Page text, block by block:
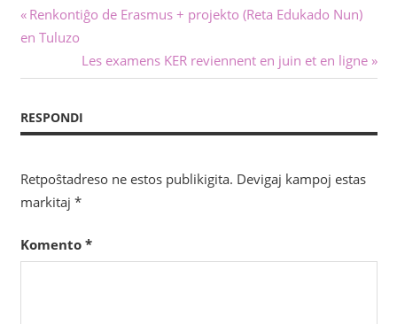
Navigado
tra
afiŝoj
Antaŭa
afiŝo:
Renkontiĝo de Erasmus + projekto (Reta Edukado Nun)
en Tuluzo
Sekva
afiŝo:
Les examens KER reviennent en juin et en ligne
RESPONDI
Retpoŝtadreso ne estos publikigita. Devigaj kampoj estas
markitaj *
Komento *